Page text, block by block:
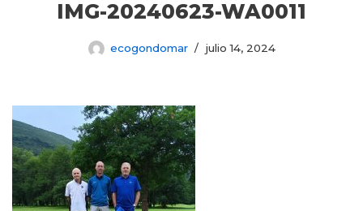
IMG-20240623-WA0011
ecogondomar julio 14, 2024